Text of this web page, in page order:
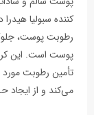
کننده سبولیا
رطوبت پوست،
پوست است. این کرم
تأمین رطوبت
می‌کند و از ایجاد